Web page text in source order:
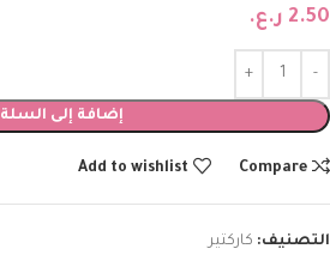
2.50 ر.ع.
إضافة إلى السلة
Compare
Add to wishlist
التصنيف: كاركتير